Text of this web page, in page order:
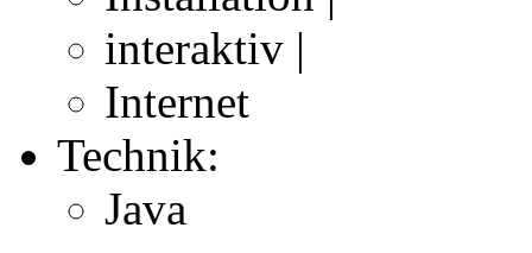
interaktiv |
Internet
Technik:
Java